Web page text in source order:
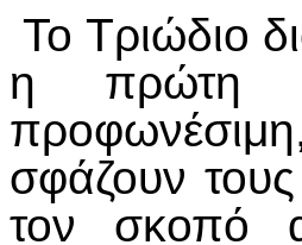
Το Τριώδιο
η πρώτη
σφάζουν
τον σκοπό